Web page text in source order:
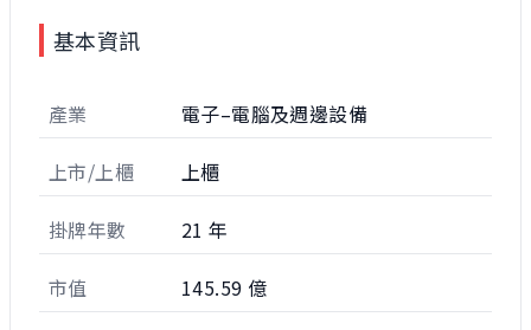
基本資訊
產業 電子–電腦及週邊設備
上市/上櫃 上櫃
掛牌年數 21 年
市值 145.59 億